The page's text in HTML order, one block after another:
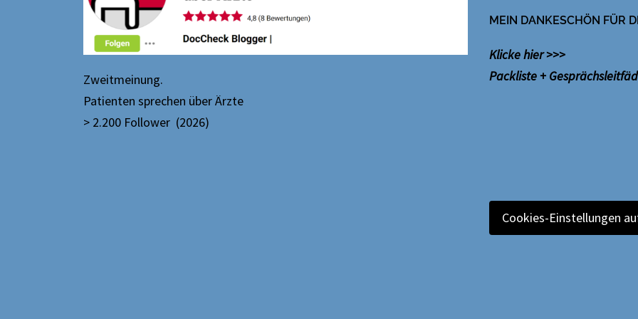
Zweitmeinung.
Patienten sprechen über Ärzte
> 2.200 Follower (2026)
MEIN DANKESCHÖN FÜR
Klicke hier >>>
Packliste +
Cookies-Einstellungen